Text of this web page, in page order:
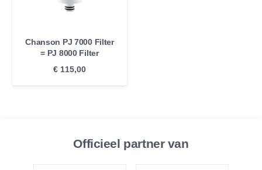
Chanson PJ 7000 Filter
= PJ 8000 Filter
€ 115,00
Officieel partner van